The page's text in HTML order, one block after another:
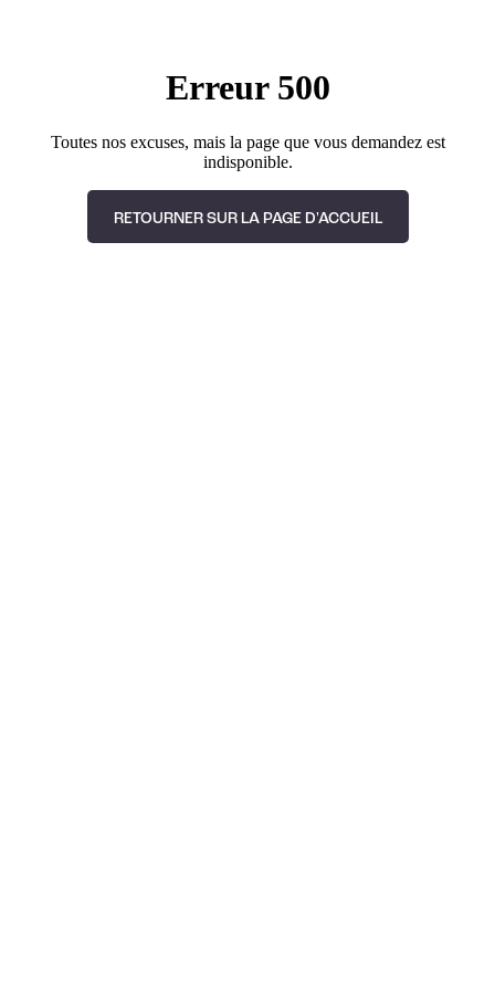
Erreur 500
Toutes nos excuses, mais la page que vous demandez est
indisponible.
RETOURNER SUR LA PAGE D'ACCUEIL